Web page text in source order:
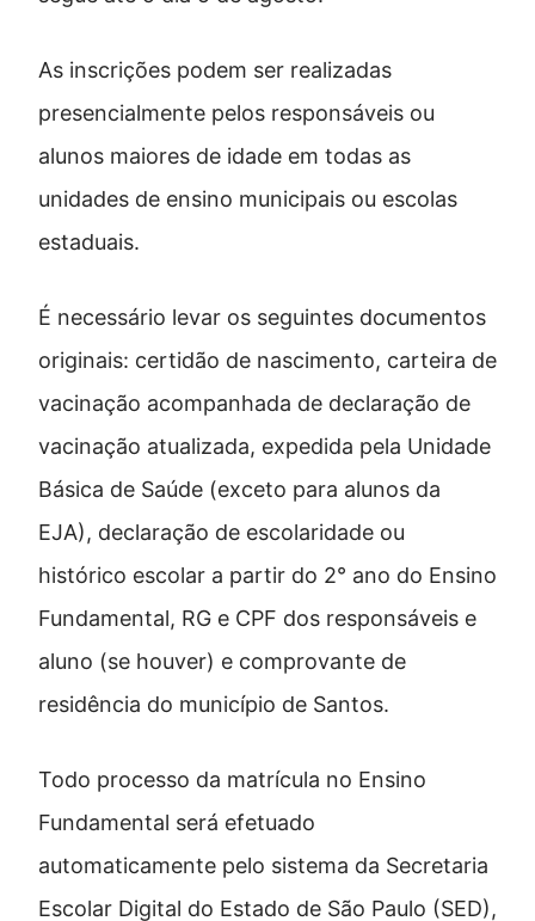
As inscrições podem ser realizadas
presencialmente pelos responsáveis ou
alunos maiores de idade em todas as
unidades de ensino municipais ou escolas
estaduais.
É necessário levar os seguintes documentos
originais: certidão de nascimento, carteira de
vacinação acompanhada de declaração de
vacinação atualizada, expedida pela Unidade
Básica de Saúde (exceto para alunos da
EJA), declaração de escolaridade ou
histórico escolar a partir do 2° ano do Ensino
Fundamental, RG e CPF dos responsáveis e
aluno (se houver) e comprovante de
residência do município de Santos.
Todo processo da matrícula no Ensino
Fundamental será efetuado
automaticamente pelo sistema da Secretaria
Escolar Digital do Estado de São Paulo (SED),